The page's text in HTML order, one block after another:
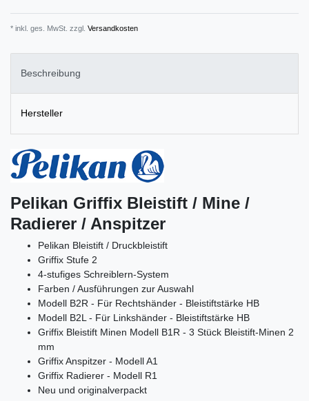
* inkl. ges. MwSt. zzgl. Versandkosten
Beschreibung
Hersteller
Pelikan Griffix Bleistift / Mine /
Radierer / Anspitzer
Pelikan Bleistift / Druckbleistift
Griffix Stufe 2
4-stufiges Schreiblern-System
Farben / Ausführungen zur Auswahl
Modell B2R - Für Rechtshänder - Bleistiftstärke HB
Modell B2L - Für Linkshänder - Bleistiftstärke HB
Griffix Bleistift Minen Modell B1R - 3 Stück Bleistift-Minen 2
mm
Griffix Anspitzer - Modell A1
Griffix Radierer - Modell R1
Neu und originalverpackt